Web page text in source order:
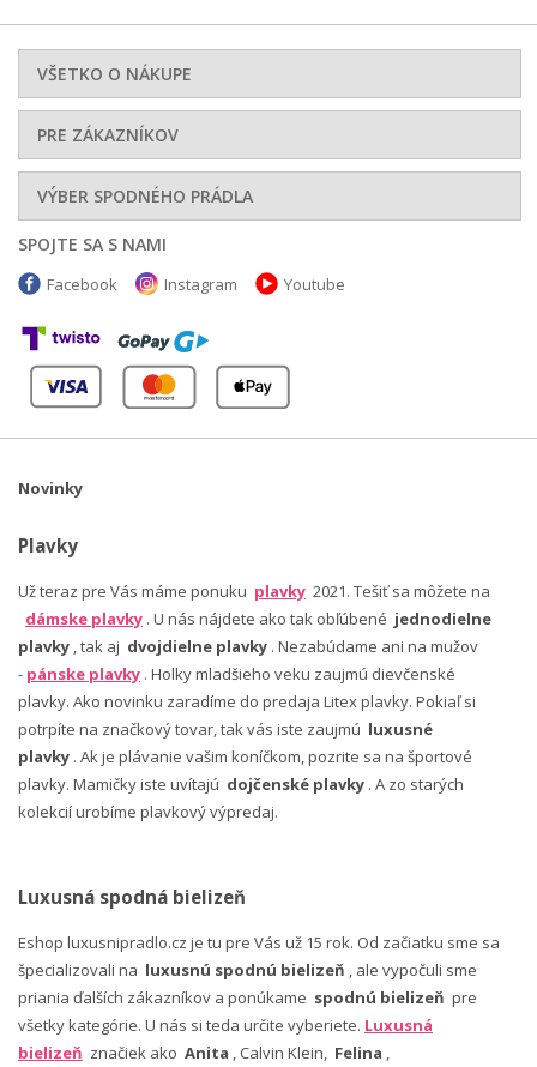
VŠETKO O NÁKUPE
PRE ZÁKAZNÍKOV
VÝBER SPODNÉHO PRÁDLA
SPOJTE SA S NAMI
Facebook Instagram Youtube
Novinky
Plavky
Už teraz pre Vás máme ponuku plavky 2021. Tešiť sa môžete na
dámske plavky . U nás nájdete ako tak obľúbené jednodielne
plavky , tak aj dvojdielne plavky . Nezabúdame ani na mužov
- pánske plavky . Holky mladšieho veku zaujmú dievčenské
plavky. Ako novinku zaradíme do predaja Litex plavky. Pokiaľ si
potrpíte na značkový tovar, tak vás iste zaujmú luxusné
plavky . Ak je plávanie vašim koníčkom, pozrite sa na športové
plavky. Mamičky iste uvítajú dojčenské plavky . A zo starých
kolekcií urobíme plavkový výpredaj.
Luxusná spodná bielizeň
Eshop luxusnipradlo.cz je tu pre Vás už 15 rok. Od začiatku sme sa
špecializovali na luxusnú spodnú bielizeň , ale vypočuli sme
priania ďalších zákazníkov a ponúkame spodnú bielizeň pre
všetky kategórie. U nás si teda určite vyberiete. Luxusná
bielizeň značiek ako Anita , Calvin Klein, Felina ,